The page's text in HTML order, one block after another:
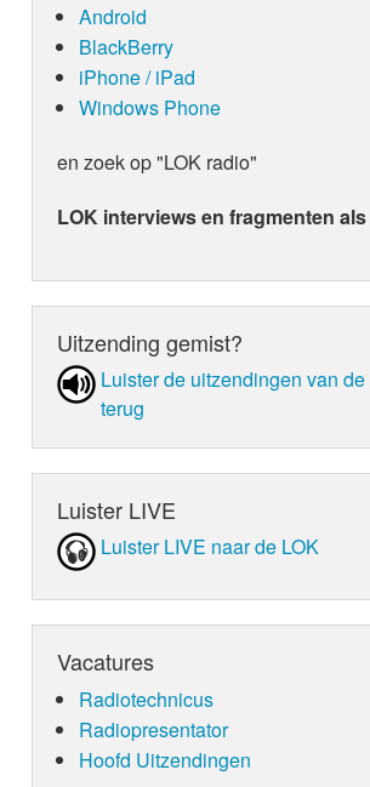
Android
BlackBerry
iPhone / iPad
Windows Phone
en zoek op "LOK radio"
LOK interviews en fragmenten
Uitzending gemist?
Luister de uit­zen­din­gen van
terug
Luister LIVE
Luister LIVE naar de LOK
Vacatures
Radiotechnicus
Radiopresentator
Hoofd Uitzendingen